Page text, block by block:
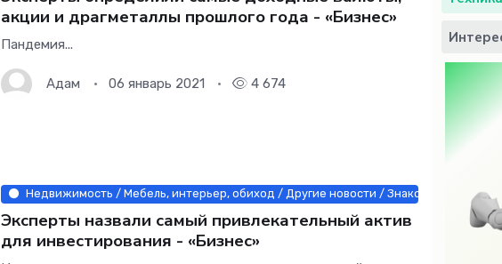
акции и драгметаллы прошлого года - «Бизнес»
Пандемия...
Адам 06 январь 2021 4 674
Недвижимость / Мебель, интерьер, обиход / Другие новости / Знакомства /
Эксперты назвали самый привлекательный актив
для инвестирования - «Бизнес»